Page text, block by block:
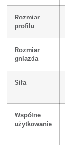
Rozmiar
profilu
Rozmiar
gniazda
Siła
Wspólne
użytkowanie